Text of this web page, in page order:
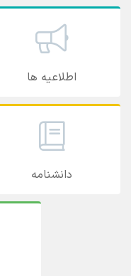
اطلاعیه ها
دانشنامه